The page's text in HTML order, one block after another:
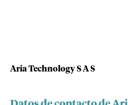
Aria Technology S A S